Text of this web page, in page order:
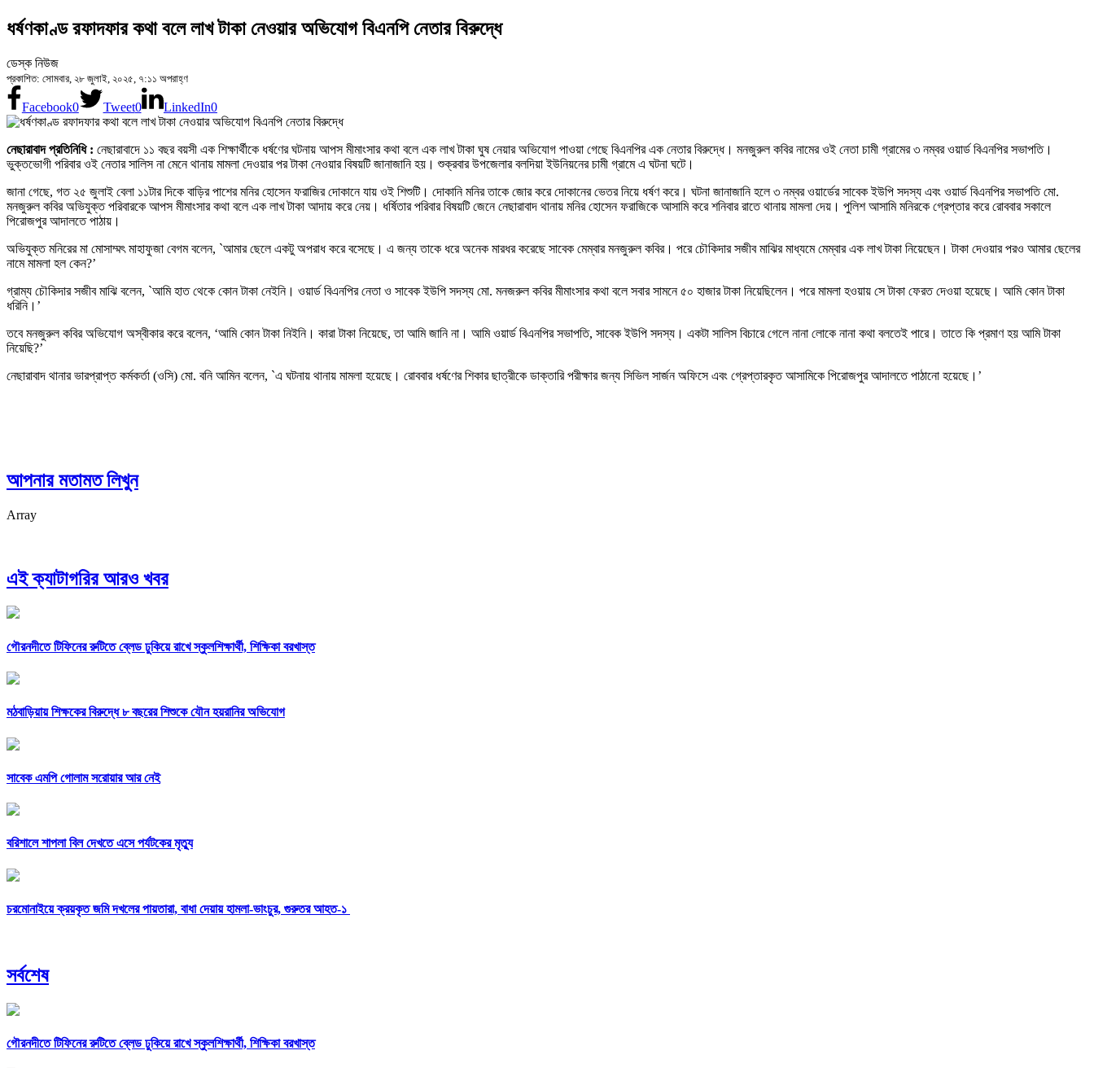
ধর্ষণকাণ্ড রফাদফার কথা বলে লাখ টাকা নেওয়ার অভিযোগ বিএনপি নেতার বিরুদ্ধে
ডেস্ক নিউজ
প্রকাশিত: সোমবার, ২৮ জুলাই, ২০২৫, ৭:১১ অপরাহ্ণ
Facebook0 Tweet0 LinkedIn0
নেছারাবাদ প্রতিনিধি : নেছারাবাদে ১১ বছর বয়সী এক শিক্ষার্থীকে ধর্ষণের ঘটনায় আপস মীমাংসার কথা বলে এক লাখ টাকা ঘুষ নেয়ার অভিযোগ পাওয়া গেছে বিএনপির এক নেতার বিরুদ্ধে। মনজুরুল কবির নামের ওই নেতা চামী গ্রামের ৩ নম্বর ওয়ার্ড বিএনপির সভাপতি।
ভুক্তভোগী পরিবার ওই নেতার সালিস না মেনে থানায় মামলা দেওয়ার পর টাকা নেওয়ার বিষয়টি জানাজানি হয়। শুক্রবার উপজেলার বলদিয়া ইউনিয়নের চামী গ্রামে এ ঘটনা ঘটে।
জানা গেছে, গত ২৫ জুলাই বেলা ১১টার দিকে বাড়ির পাশের মনির হোসেন ফরাজির দোকানে যায় ওই শিশুটি। দোকানি মনির তাকে জোর করে দোকানের ভেতর নিয়ে ধর্ষণ করে। ঘটনা জানাজানি হলে ৩ নম্বর ওয়ার্ডের সাবেক ইউপি সদস্য এবং ওয়ার্ড বিএনপির সভাপতি মো.
মনজুরুল কবির অভিযুক্ত পরিবারকে আপস মীমাংসার কথা বলে এক লাখ টাকা আদায় করে নেয়। ধর্ষিতার পরিবার বিষয়টি জেনে নেছারাবাদ থানায় মনির হোসেন ফরাজিকে আসামি করে শনিবার রাতে থানায় মামলা দেয়। পুলিশ আসামি মনিরকে গ্রেপ্তার করে রোববার সকালে
পিরোজপুর আদালতে পাঠায়।
অভিযুক্ত মনিরের মা মোসাম্মৎ মাহাফুজা বেগম বলেন, `আমার ছেলে একটু অপরাধ করে বসেছে। এ জন্য তাকে ধরে অনেক মারধর করেছে সাবেক মেম্বার মনজুরুল কবির। পরে চৌকিদার সজীব মাঝির মাধ্যমে মেম্বার এক লাখ টাকা নিয়েছেন। টাকা দেওয়ার পরও আমার ছেলের
নামে মামলা হল কেন?’
গ্রাম্য চৌকিদার সজীব মাঝি বলেন, `আমি হাত থেকে কোন টাকা নেইনি। ওয়ার্ড বিএনপির নেতা ও সাবেক ইউপি সদস্য মো. মনজরুল কবির মীমাংসার কথা বলে সবার সামনে ৫০ হাজার টাকা নিয়েছিলেন। পরে মামলা হওয়ায় সে টাকা ফেরত দেওয়া হয়েছে। আমি কোন টাকা
ধরিনি।’
তবে মনজুরুল কবির অভিযোগ অস্বীকার করে বলেন, ‘আমি কোন টাকা নিইনি। কারা টাকা নিয়েছে, তা আমি জানি না। আমি ওয়ার্ড বিএনপির সভাপতি, সাবেক ইউপি সদস্য। একটা সালিস বিচারে গেলে নানা লোকে নানা কথা বলতেই পারে। তাতে কি প্রমাণ হয় আমি টাকা
নিয়েছি?’
নেছারাবাদ থানার ভারপ্রাপ্ত কর্মকর্তা (ওসি) মো. বনি আমিন বলেন, `এ ঘটনায় থানায় মামলা হয়েছে। রোববার ধর্ষণের শিকার ছাত্রীকে ডাক্তারি পরীক্ষার জন্য সিভিল সার্জন অফিসে এবং গ্রেপ্তারকৃত আসামিকে পিরোজপুর আদালতে পাঠানো হয়েছে।’
আপনার মতামত লিখুন
Array
এই ক্যাটাগরির আরও খবর
গৌরনদীতে টিফিনের রুটিতে ব্লেড ঢুকিয়ে রাখে স্কুলশিক্ষার্থী, শিক্ষিকা বরখাস্ত
মঠবাড়িয়ায় শিক্ষকের বিরুদ্ধে ৮ বছরের শিশুকে যৌন হয়রানির অভিযোগ
সাবেক এমপি গোলাম সরোয়ার আর নেই
বরিশালে শাপলা বিল দেখতে এসে পর্যটকের মৃত্যু
চরমোনাইয়ে ক্রয়কৃত জমি দখলের পায়তারা, বাধা দেয়ায় হামলা-ভাংচুর, গুরুতর আহত-১
সর্বশেষ
গৌরনদীতে টিফিনের রুটিতে ব্লেড ঢুকিয়ে রাখে স্কুলশিক্ষার্থী, শিক্ষিকা বরখাস্ত